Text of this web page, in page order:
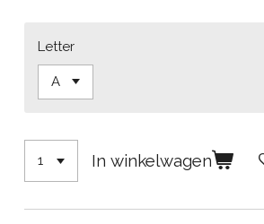
Letter
In winkelwagen